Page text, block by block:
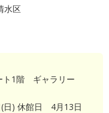
水区
ト1階 ギャラリー
(日) 休館日 4月13日